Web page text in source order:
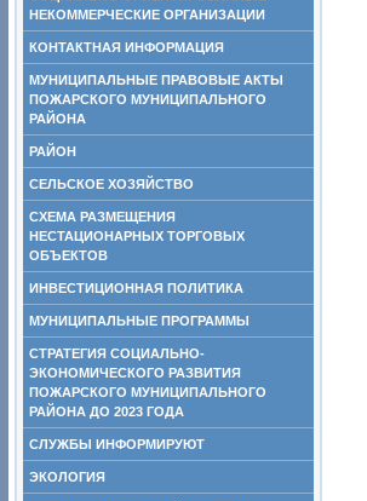
НЕКОММЕРЧЕСКИЕ ОРГАНИЗАЦИИ
КОНТАКТНАЯ ИНФОРМАЦИЯ
МУНИЦИПАЛЬНЫЕ ПРАВОВЫЕ АКТЫ
ПОЖАРСКОГО МУНИЦИПАЛЬНОГО
РАЙОНА
РАЙОН
СЕЛЬСКОЕ ХОЗЯЙСТВО
СХЕМА РАЗМЕЩЕНИЯ
НЕСТАЦИОНАРНЫХ ТОРГОВЫХ
ОБЪЕКТОВ
ИНВЕСТИЦИОННАЯ ПОЛИТИКА
МУНИЦИПАЛЬНЫЕ ПРОГРАММЫ
СТРАТЕГИЯ СОЦИАЛЬНО-
ЭКОНОМИЧЕСКОГО РАЗВИТИЯ
ПОЖАРСКОГО МУНИЦИПАЛЬНОГО
РАЙОНА ДО 2023 ГОДА
СЛУЖБЫ ИНФОРМИРУЮТ
ЭКОЛОГИЯ